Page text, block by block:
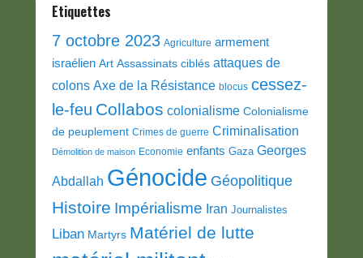
Etiquettes
7 octobre 2023 Agriculture armement
israélien Art Assassinats ciblés attaques de
colons Axe de la Résistance blocus cessez-
le-feu Collabos colonialisme Colonialisme
de peuplement Crimes de guerre Criminalisation
Démolition de maison Economie enfants Gaza Georges
Abdallah Génocide Géopolitique
Histoire Impérialisme Iran Journalistes
Liban Martyrs Matériel de lutte